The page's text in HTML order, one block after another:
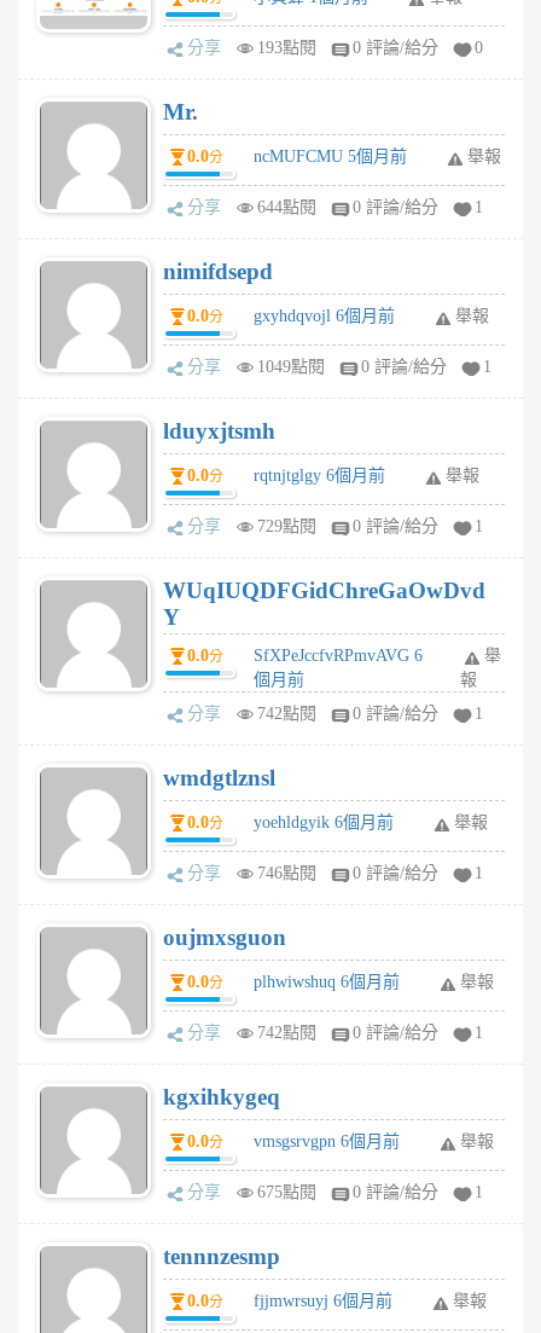
分享 193點閱 0 評論/給分 0
Mr.
0.0分 ncMUFCMU 5個月前 舉報
分享 644點閱 0 評論/給分 1
nimifdsepd
0.0分 gxyhdqvojl 6個月前 舉報
分享 1049點閱 0 評論/給分 1
lduyxjtsmh
0.0分 rqtnjtglgy 6個月前 舉報
分享 729點閱 0 評論/給分 1
WUqIUQDFGidChreGaOwDvd
Y
0.0分
SfXPeJccfvRPmvAVG 6
個月前
舉
報
分享
742點閱 0 評論/給分 1
wmdgtlznsl
0.0分 yoehldgyik 6個月前 舉報
分享 746點閱 0 評論/給分 1
oujmxsguon
0.0分 plhwiwshuq 6個月前 舉報
分享 742點閱 0 評論/給分 1
kgxihkygeq
0.0分 vmsgsrvgpn 6個月前 舉報
分享 675點閱 0 評論/給分 1
tennnzesmp
0.0分 fjjmwrsuyj 6個月前 舉報